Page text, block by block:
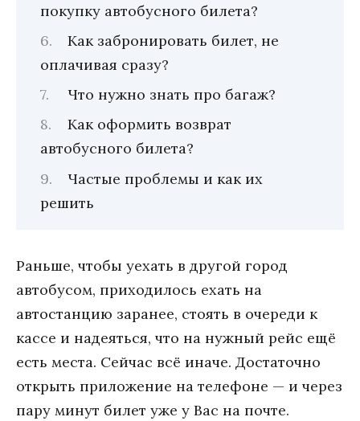
покупку автобусного билета?
Как забронировать билет, не
оплачивая сразу?
Что нужно знать про багаж?
Как оформить возврат
автобусного билета?
Частые проблемы и как их
решить
Раньше, чтобы уехать в другой город
автобусом, приходилось ехать на
автостанцию заранее, стоять в очереди к
кассе и надеяться, что на нужный рейс ещё
есть места. Сейчас всё иначе. Достаточно
открыть приложение на телефоне — и через
пару минут билет уже у Вас на почте.